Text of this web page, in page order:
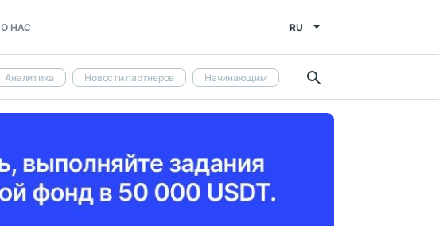
О НАС RU
Аналитика Новости партнеров Начинающим